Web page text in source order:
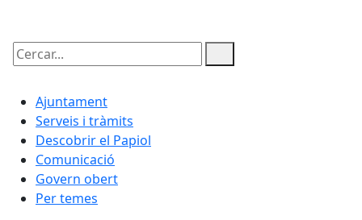
Cercar:
Ajuntament
Serveis i tràmits
Descobrir el Papiol
Comunicació
Govern obert
Per temes